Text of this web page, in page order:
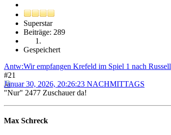
Superstar
Beiträge: 289
Gespeichert
Antw:Wir empfangen Krefeld im Spiel 1 nach Russell
#21
Januar 30, 2026, 20:26:23 NACHMITTAGS
"Nur" 2477 Zuschauer da!
Max Schreck